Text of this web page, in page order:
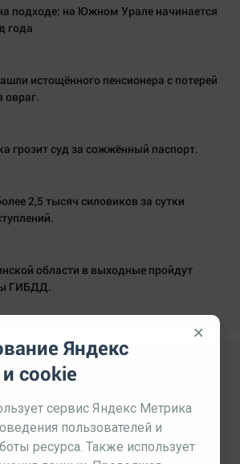
подходе: на Южном Урале начинается
года
истощённого пенсионера с потерей
овраг.
грозит суд за сожжённый паспорт.
2,5 тысяч силовиков за сутки
области в выходные пройдут
ГИБДД.
×
Яндекс
cookie
сервис Яндекс Метрика
пользователей и
ресурса. Также использует